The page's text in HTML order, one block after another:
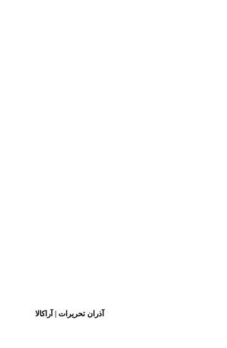
آذران تحریرات | آراکالا